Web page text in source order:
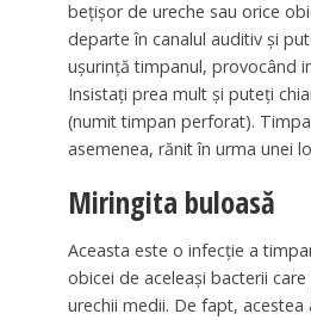
bețișor de ureche sau orice
departe în canalul auditiv și
ușurință timpanul, provocând
Insistați prea mult și puteți
(numit timpan perforat).
asemenea, rănit în urma unei
Miringita buloasă
Aceasta este o infecție a
obicei de aceleași bacterii
urechii medii. De fapt, acestea